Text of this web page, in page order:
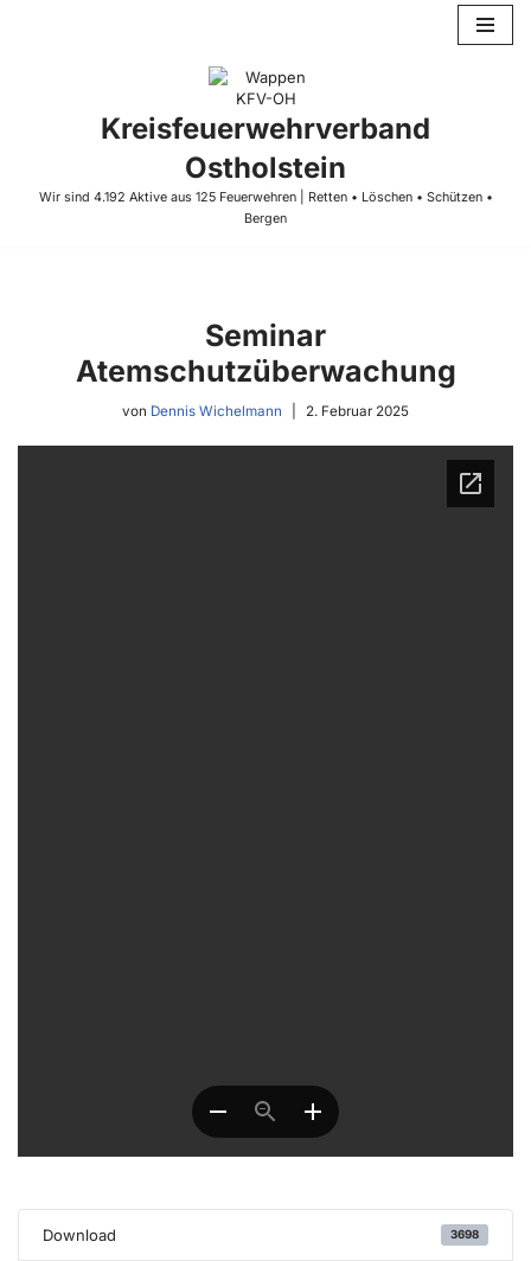
Kreisfeuerwehrverband
Ostholstein
Wir sind 4.192 Aktive aus 125 Feuerwehren | Retten • Löschen • Schützen •
Bergen
Seminar
Atemschutzüberwachung
von Dennis Wichelmann 2. Februar 2025
Download 3698